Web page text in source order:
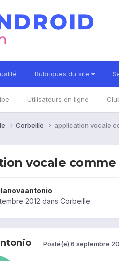
Rubriques du site
Utilisateurs en ligne
Corbeille application vocale
vocale
2012 dans Corbeille
Posté(e) 6 septembre